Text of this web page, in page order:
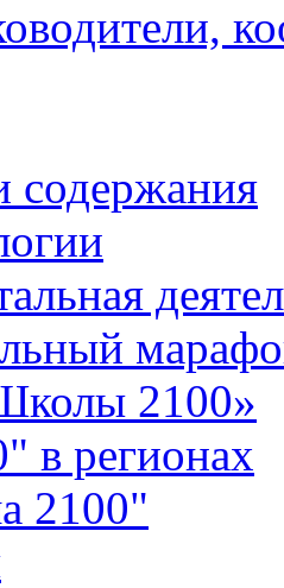
содержания
2100»
в регионах
2100"